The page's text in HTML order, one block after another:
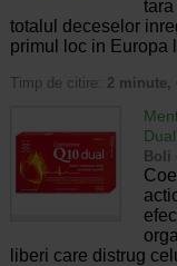
totalul deceselor
primul loc in Europa
Timp de citire: 2 minute,
Boli
liberi care distrug